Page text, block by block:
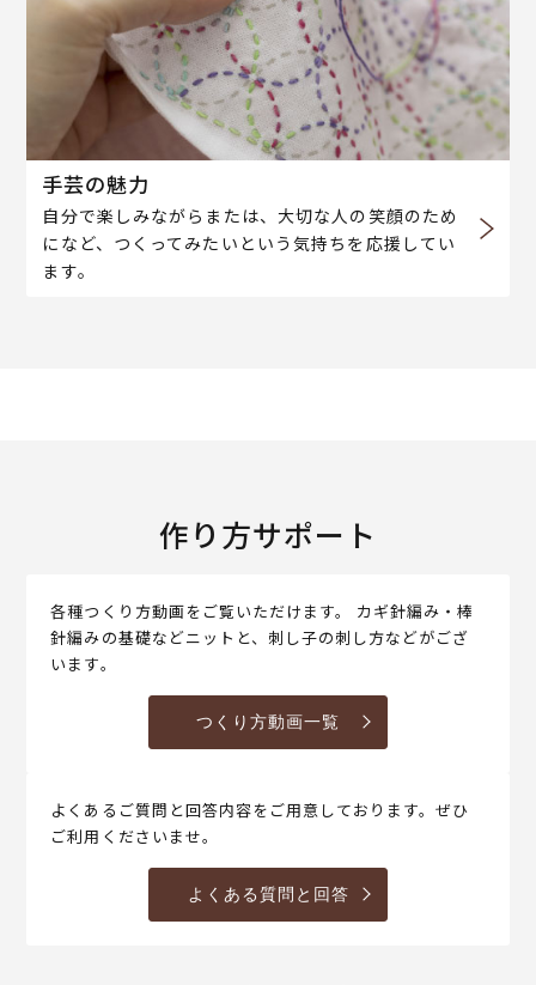
手芸の魅力
自分で楽しみながらまたは、大切な人の笑顔のため
になど、つくってみたいという気持ちを応援してい
ます。
作り方サポート
各種つくり方動画をご覧いただけます。 カギ針編み・棒
針編みの基礎などニットと、刺し子の刺し方などがござ
います。
つくり方動画一覧
よくあるご質問と回答内容をご用意しております。ぜひ
ご利用くださいませ。
よくある質問と回答